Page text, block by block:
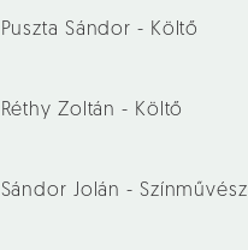
Puszta Sándor - Költő
Réthy Zoltán - Költő
Sándor Jolán - Színművész